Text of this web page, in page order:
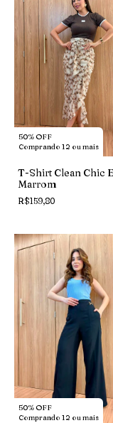
50% OFF
Comprando 12 ou mais
T-Shirt Clean Chic
Marrom
R$159,80
50% OFF
Comprando 12 ou mais